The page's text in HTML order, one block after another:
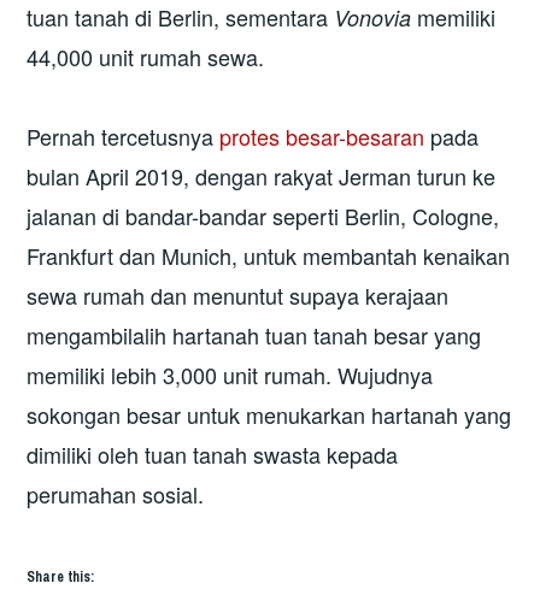
tuan tanah di Berlin, sementara Vonovia memiliki
44,000 unit rumah sewa.
Pernah tercetusnya protes besar-besaran pada
bulan April 2019, dengan rakyat Jerman turun ke
jalanan di bandar-bandar seperti Berlin, Cologne,
Frankfurt dan Munich, untuk membantah kenaikan
sewa rumah dan menuntut supaya kerajaan
mengambilalih hartanah tuan tanah besar yang
memiliki lebih 3,000 unit rumah. Wujudnya
sokongan besar untuk menukarkan hartanah yang
dimiliki oleh tuan tanah swasta kepada
perumahan sosial.
Share this: